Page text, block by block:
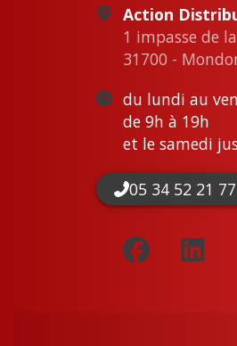
Action
1 impasse de
31700 -
du lundi au
de 9h à 19h
et le samedi
05 34 52 21 77